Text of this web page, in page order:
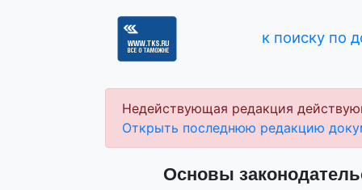
к поиску по
Недействующая редакция
Открыть последнюю редакцию
Основы